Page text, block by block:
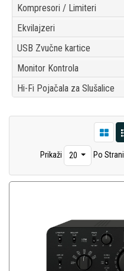
Kompresori / Limiteri
Ekvilajzeri
USB Zvučne kartice
Monitor Kontrola
Hi-Fi Pojačala za Slušalice
Prikaži 20 Po Strani